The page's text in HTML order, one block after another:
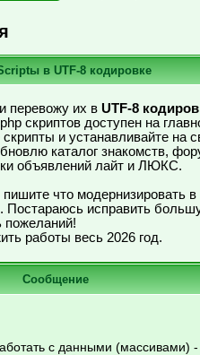
в UTF-8 кодировке
перевожу их в UTF-8
скриптов доступен на
и устанавливайте на
каталог знакомств,
объявлений лайт и ЛЮКС.
что модернизировать в
Постараюсь исправить
пожеланий!
работы весь 2026 год.
Сообщение
с данными (массивами) -